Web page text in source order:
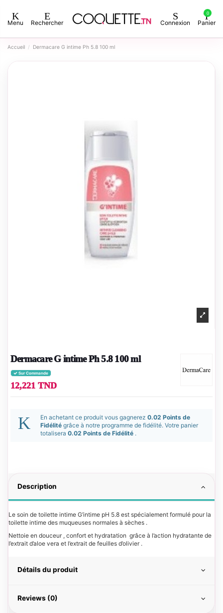
Menu Rechercher Connexion
0
Panier
Accueil Dermacare G intime Ph 5.8 100 ml
Dermacare G intime Ph 5.8 100 ml
Sur Commande
12,221 TND
En achetant ce produit vous gagnerez 0.02 Points de
Fidélité grâce à notre programme de fidélité. Votre panier
totalisera 0.02 Points de Fidélité .
Description
Le soin de toilette intime G’intime pH 5.8 est spécialement formulé pour la
toilette intime des muqueuses normales à sèches .
Nettoie en douceur , confort et hydratation grâce à l’action hydratante de
l’extrait d’aloe vera et l’extrait de feuilles d’olivier .
Détails du produit
Reviews (0)